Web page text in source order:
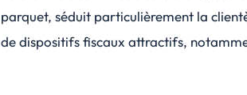
parquet, séduit particulièrement la
de dispositifs fiscaux attractifs,